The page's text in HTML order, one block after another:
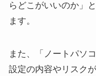
らどこがいいのか」
ます。
また、「ノートパソ
設定の内容やリスク